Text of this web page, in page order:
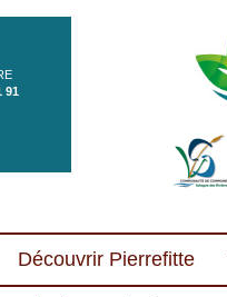
91
Découvrir Pierrefitte